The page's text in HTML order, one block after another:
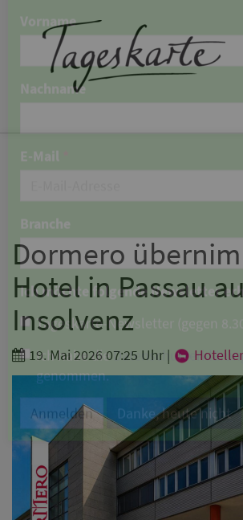
Dormero
Hotel in Passau
Insolvenz
19. Mai 2026 07:25 Uhr |
Keine Nachricht
verpassen!
Jetzt zum Tageskarte-
Vorname
Nachname
E-Mail*
Branche
Ich möchte folgende Newsletter
Tageskarte-Newsletter (gegen
Ich habe die